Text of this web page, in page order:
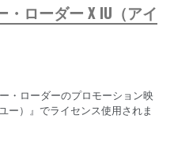
ローダー X IU（アイ
・ローダーのプロモーション映
ー）』でライセンス使用されま